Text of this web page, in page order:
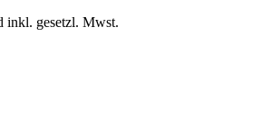
inkl. gesetzl. Mwst.